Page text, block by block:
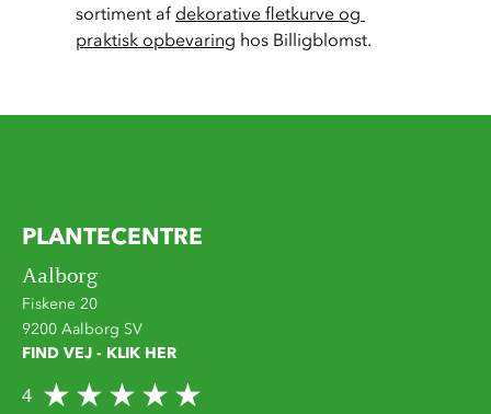
sortiment af dekorative fletkurve og
praktisk opbevaring hos Billigblomst.
PLANTECENTRE
Aalborg
Fiskene 20
9200 Aalborg SV
FIND VEJ - KLIK HER
4